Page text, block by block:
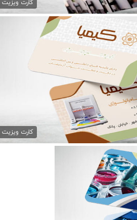
کارت ویزیت
کارت ویزیت تبلیغات...
79,000 تومان
کارت ویزیت